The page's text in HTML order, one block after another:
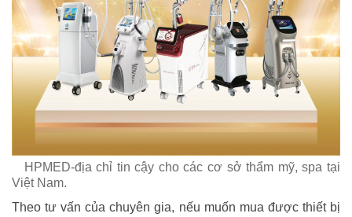
HPMED-địa chỉ tin cậy cho các cơ sở thẩm mỹ, spa tại
Việt Nam.
Theo tư vấn của chuyên gia, nếu muốn mua được thiết bị